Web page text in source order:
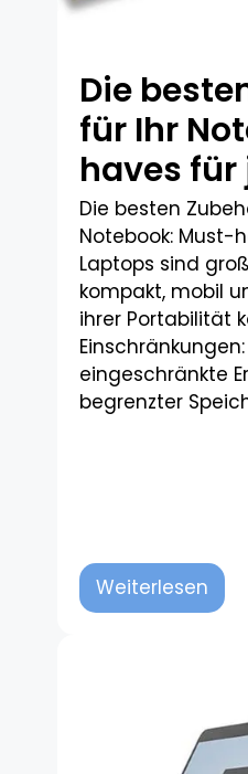
Die
für Ihr
haves für
Die besten
Notebook: Must-
Laptops sind
kompakt, mobil
ihrer Portabilität
eingeschränkte
begrenzter
Weiterlesen